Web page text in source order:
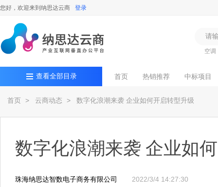
您好，欢迎来到纳思达云商 登录
空调
查看全部目录 首页 热销推荐 中标项目
首页 > 云商动态 > 数字化浪潮来袭 企业如何开启转型升级
数字化浪潮来袭 企业如
珠海纳思达智数电子商务有限公司 2022/3/4 14:27:30